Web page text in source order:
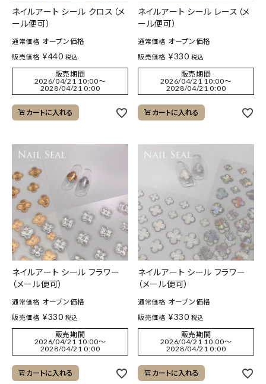
ネイルアート シール クロス（メ
ール便可）
通常価格 オープン価格
販売価格 ¥440 税込
販売期間
2026/04/21 10:00〜
2028/04/21 0:00
カートに入れる
ネイルアート シール レース（メ
ール便可）
通常価格 オープン価格
販売価格 ¥330 税込
販売期間
2026/04/21 10:00〜
2028/04/21 0:00
カートに入れる
ネイルアート シール フラワー
（メール便可）
通常価格 オープン価格
販売価格 ¥330 税込
販売期間
2026/04/21 10:00〜
2028/04/21 0:00
カートに入れる
ネイルアート シール フラワー
（メール便可）
通常価格 オープン価格
販売価格 ¥330 税込
販売期間
2026/04/21 10:00〜
2028/04/21 0:00
カートに入れる